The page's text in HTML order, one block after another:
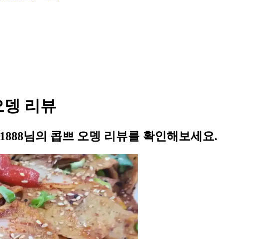
뎅 리뷰
님의 콥쁘 오뎅 리뷰를 확인해보세요.